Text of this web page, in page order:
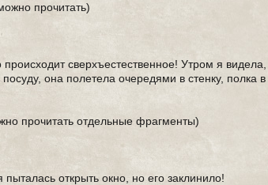
прочитать)
сверхъестественное! Утром я
посуду, она полетела очередями в стенку, полка
прочитать отдельные фрагменты)
открыть окно, но его заклинило!